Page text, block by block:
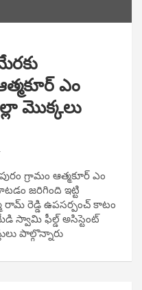
ఎం
మొక్కలు
గ్రామం ఆత్మకూర్ ఎం
జరిగింది ఇట్టి
రామ్ రెడ్డి ఉపసర్పంచ్ కాటం
స్వామి ఫీల్డ్ అసిస్టెంట్
పాల్గొన్నారు